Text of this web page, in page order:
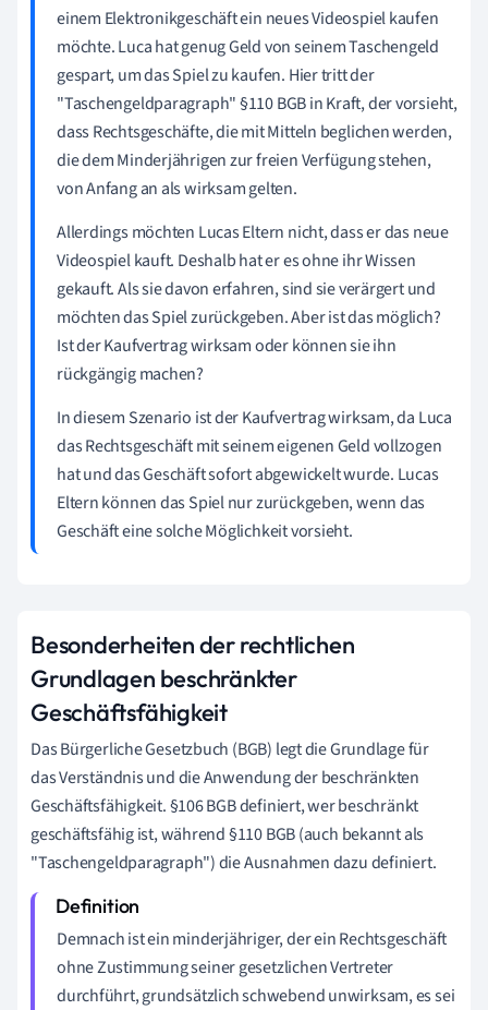
einem Elektronikgeschäft ein neues Videospiel kaufen
möchte. Luca hat genug Geld von seinem Taschengeld
gespart, um das Spiel zu kaufen. Hier tritt der
"Taschengeldparagraph" §110 BGB in Kraft, der vorsieht,
dass Rechtsgeschäfte, die mit Mitteln beglichen werden,
die dem Minderjährigen zur freien Verfügung stehen,
von Anfang an als wirksam gelten.
Allerdings möchten Lucas Eltern nicht, dass er das neue
Videospiel kauft. Deshalb hat er es ohne ihr Wissen
gekauft. Als sie davon erfahren, sind sie verärgert und
möchten das Spiel zurückgeben. Aber ist das möglich?
Ist der Kaufvertrag wirksam oder können sie ihn
rückgängig machen?
In diesem Szenario ist der Kaufvertrag wirksam, da Luca
das Rechtsgeschäft mit seinem eigenen Geld vollzogen
hat und das Geschäft sofort abgewickelt wurde. Lucas
Eltern können das Spiel nur zurückgeben, wenn das
Geschäft eine solche Möglichkeit vorsieht.
Besonderheiten der rechtlichen
Grundlagen beschränkter
Geschäftsfähigkeit
Das Bürgerliche Gesetzbuch (BGB) legt die Grundlage für
das Verständnis und die Anwendung der beschränkten
Geschäftsfähigkeit. §106 BGB definiert, wer beschränkt
geschäftsfähig ist, während §110 BGB (auch bekannt als
"Taschengeldparagraph") die Ausnahmen dazu definiert.
Demnach ist ein minderjähriger, der ein Rechtsgeschäft
ohne Zustimmung seiner gesetzlichen Vertreter
durchführt, grundsätzlich schwebend unwirksam, es sei